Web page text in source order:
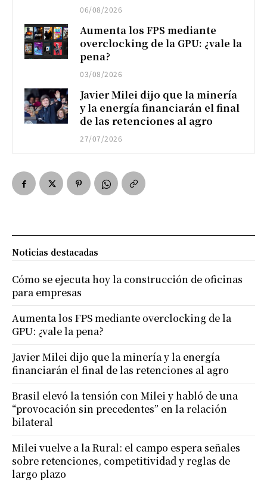
06/08/2026
Aumenta los FPS mediante
overclocking de la GPU: ¿vale la
pena?
03/08/2026
Javier Milei dijo que la minería
y la energía financiarán el final
de las retenciones al agro
27/07/2026
Noticias destacadas
Cómo se ejecuta hoy la construcción de oficinas
para empresas
Aumenta los FPS mediante overclocking de la
GPU: ¿vale la pena?
Javier Milei dijo que la minería y la energía
financiarán el final de las retenciones al agro
Brasil elevó la tensión con Milei y habló de una
“provocación sin precedentes” en la relación
bilateral
Milei vuelve a la Rural: el campo espera señales
sobre retenciones, competitividad y reglas de
largo plazo